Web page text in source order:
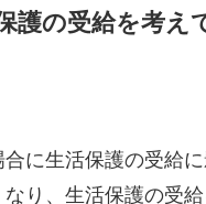
護の受給を考
に生活保護の受給
り、生活保護の受